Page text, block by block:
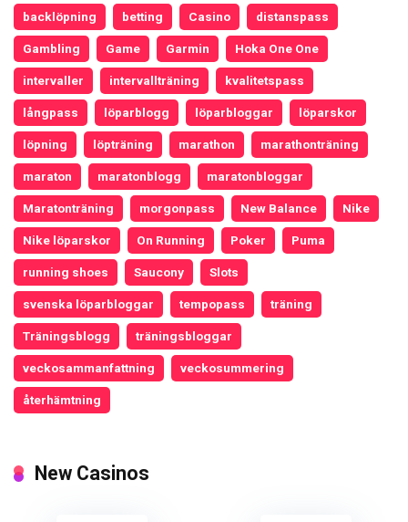
backlöpning betting Casino distanspass
Gambling Game Garmin Hoka One One
intervaller intervallträning kvalitetspass
långpass löparblogg löparbloggar löparskor
löpning löpträning marathon marathonträning
maraton maratonblogg maratonbloggar
Maratonträning morgonpass New Balance Nike
Nike löparskor On Running Poker Puma
running shoes Saucony Slots
svenska löparbloggar tempopass träning
Träningsblogg träningsbloggar
veckosammanfattning veckosummering
återhämtning
New Casinos